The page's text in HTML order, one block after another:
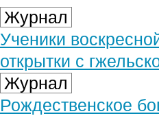
Журнал
Ученики
открытки с
Журнал
Рождественское